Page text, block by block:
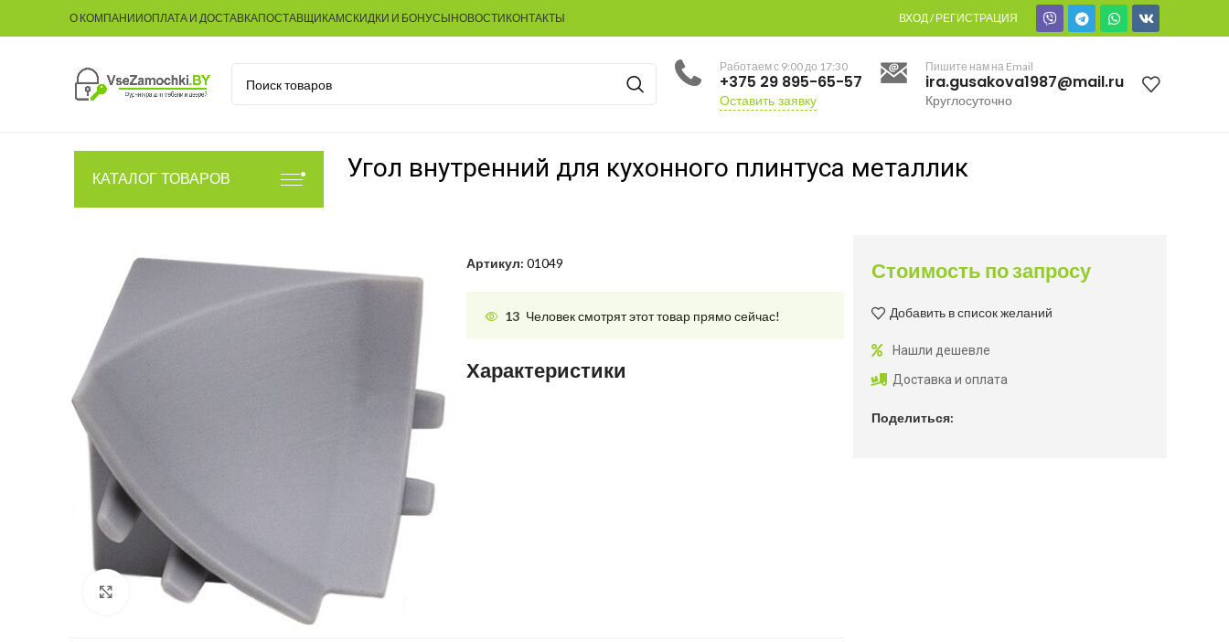
О КОМПАНИИОПЛАТА И ДОСТАВКАПОСТАВЩИКАМСКИДКИ И БОНУСЫНОВОСТИКОНТАКТЫ ВХОД / РЕГИСТРАЦИЯ
Работаем с 9:00 до 17:30
+375 29 895-65-57
Оставить заявку
Пишите нам на Email
ira.gusakova1987@mail.ru
Круглосуточно
КАТАЛОГ ТОВАРОВ Угол внутренний для кухонного плинтуса металлик
Нажмите, чтобы увеличить
Артикул: 01049
13 Человек смотрят этот товар прямо сейчас!
Характеристики
Стоимость по запросу
Добавить в список желаний
Нашли дешевле
Доставка и оплата
Поделиться: